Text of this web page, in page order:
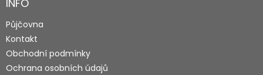
INFO
Půjčovna
Kontakt
Obchodní podmínky
Ochrana osobních údajů